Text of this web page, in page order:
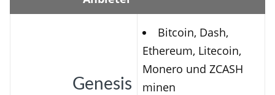
Genesis
Bitcoin, Dash,
Ethereum, Litecoin,
Monero und ZCASH
minen